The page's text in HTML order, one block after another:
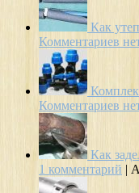
Как
Комментариев
Комментариев
Как
1 комментарий |